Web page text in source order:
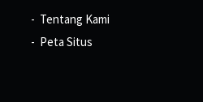
Tentang Kami
Peta Situs